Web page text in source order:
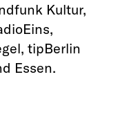
Kultur,
tipBerlin
Essen.